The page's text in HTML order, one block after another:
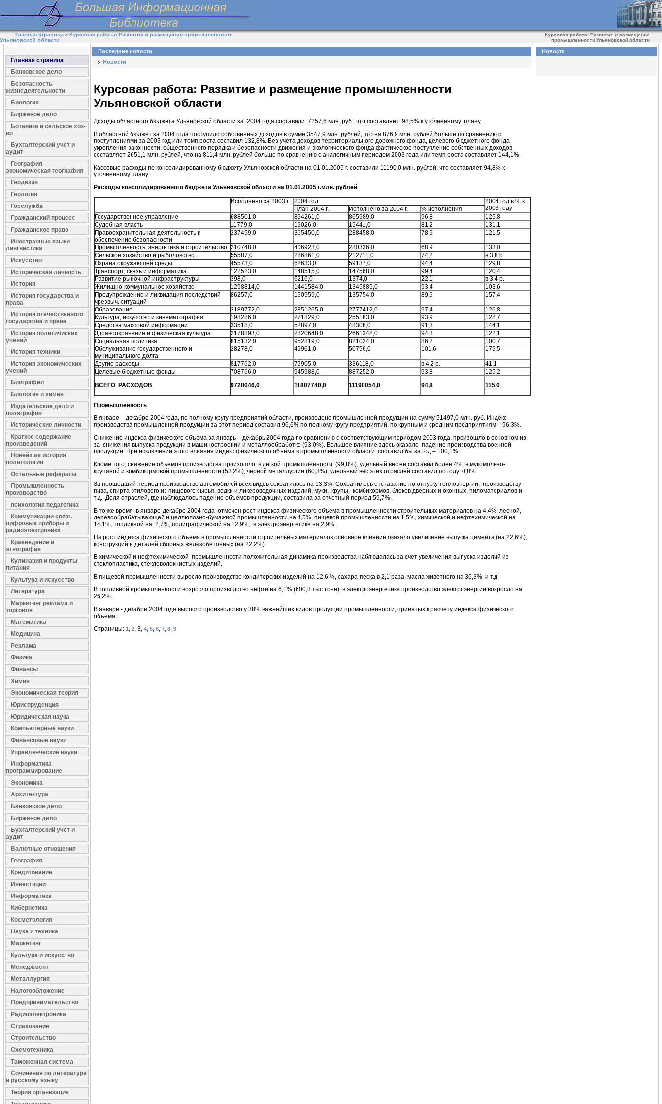
Главная страница>Курсовая работа: Развитие и размещение промышленности
Ульяновской области
Курсовая работа: Развитие и размещение
промышленности Ульяновской области
Главная страница
Банковское дело
Безопасность
жизнедеятельности
Биология
Биржевое дело
Ботаника и сельское хоз-
во
Бухгалтерский учет и
аудит
География
экономическая география
Геодезия
Геология
Госслужба
Гражданский процесс
Гражданское право
Иностранные языки
лингвистика
Искусство
Историческая личность
История
История государства и
права
История отечественного
государства и права
История политичиских
учений
История техники
История экономических
учений
Биографии
Биология и химия
Издательское дело и
полиграфия
Исторические личности
Краткое содержание
произведений
Новейшая история
политология
Остальные рефераты
Промышленность
производство
психология педагогика
Коммуникации связь
цифровые приборы и
радиоэлектроника
Краеведение и
этнография
Кулинария и продукты
питания
Культура и искусство
Литература
Маркетинг реклама и
торговля
Математика
Медицина
Реклама
Физика
Финансы
Химия
Экономическая теория
Юриспруденция
Юридическая наука
Компьютерные науки
Финансовые науки
Управленческие науки
Информатика
программирование
Экономика
Архитектура
Банковское дело
Биржевое дело
Бухгалтерский учет и
аудит
Валютные отношения
География
Кредитование
Инвестиции
Информатика
Кибернетика
Косметология
Наука и техника
Маркетинг
Культура и искусство
Менеджмент
Металлургия
Налогообложение
Предпринимательство
Радиоэлектроника
Страхование
Строительство
Схемотехника
Таможенная система
Сочинения по литературе
и русскому языку
Теория организация
Последние новости
Новости
Курсовая работа: Развитие и размещение промышленности
Ульяновской области
Доходы областного бюджета Ульяновской области за 2004 года составили 7257,6 млн. руб., что составляет 98,5% к уточненному плану.
В областной бюджет за 2004 года поступило собственных доходов в сумме 3547,9 млн. рублей, что на 876,9 млн. рублей больше по сравнению с
поступлениями за 2003 год или темп роста составил 132,8%. Без учета доходов территориального дорожного фонда, целевого бюджетного фонда
укрепления законности, общественного порядка и безопасности движения и экологического фонда фактическое поступление собственных доходов
составляет 2651,1 млн. рублей, что на 811,4 млн. рублей больше по сравнению с аналогичным периодом 2003 года или темп роста составляет 144,1%.
Кассовые расходы по консолидированному бюджету Ульяновской области на 01.01.2005 г. составили 11190,0 млн. рублей, что составляет 94,8% к
уточненному плану.
Расходы консолидированного бюджета Ульяновской области на 01.01.2005 г.млн. рублей
Исполнено за 2003 г.
2004 год
2004 год в % к
2003 году
План 2004 г. Исполнено за 2004 г.
% исполнения
Государственное управление
688501,0 894261,0 865989,0 96,8
125,8
Судебная власть
11779,0 19026,0 15441,0 81,2
131,1
Правоохранительная деятельность и
обеспечение безопасности
237459,0 365450,0 288458,0 78,9 121,5
Промышленность, энергетика и строительство 210748,0 406923,0 280336,0 68,9
133,0
Сельское хозяйство и рыболовство
55587,0 286861,0 212711,0 74,2
в 3,8 р.
Охрана окружающей среды
45573,0 62633,0 59137,0 94,4
129,8
Транспорт, связь и информатика
122523,0 148515,0 147568,0 99,4
120,4
Развитие рыночной инфраструктуры
398,0 6216,0 1374,0 22,1
в 3,4 р.
Жилищно-коммунальное хозяйство
1298814,0 1441584,0 1345885,0 93,4
103,6
Предупреждение и ликвидация последствий
чрезвыч. ситуаций
86257,0 150959,0 135754,0 89,9 157,4
Образование 2189772,0 2851265,0 2777412,0 97,4
126,8
Культура, искусство и кинематография
198286,0 271829,0 255183,0 93,9
128,7
Средства массовой информации
33518,0 52897,0 48308,0 91,3
144,1
Здравоохранение и физическая культура
2178893,0 2820648,0 2661348,0 94,3
122,1
Социальная политика
815132,0 952819,0 821024,0 86,2
100,7
Обслуживание государственного и
муниципального долга
28278,0 49961,0 50756,0 101,6 179,5
Другие расходы 817762,0 79905,0 336118,0 в 4,2 р.
41,1
Целевые бюджетные фонды
708766,0 945988,0 887252,0 93,8
125,2
ВСЕГО РАСХОДОВ
9728046,0 11807740,0 11190054,0 94,8 115,0
Промышленность
В январе – декабре 2004 года, по полному кругу предприятий области, произведено промышленной продукции на сумму 51497,0 млн. руб. Индекс
производства промышленной продукции за этот период составил 96,6% по полному кругу предприятий, по крупным и средним предприятиям – 96,3%.
Снижение индекса физического объема за январь – декабрь 2004 года по сравнению с соответствующим периодом 2003 года, произошло в основном из-
за снижения выпуска продукции в машиностроении и металлообработке (93,0%). Большое влияние здесь оказало падение производства военной
продукции. При исключении этого влияния индекс физического объема в промышленности области составил бы за год – 100,1%.
Кроме того, снижение объемов производства произошло в легкой промышленности (99,8%), удельный вес ее составил более 4%, в мукомольно-
крупяной и комбикормовой промышленности (53,2%), черной металлургии (60,3%), удельный вес этих отраслей составил по году 0,8%.
За прошедший период производство автомобилей всех видов сократилось на 13,3%. Сохранилось отставание по отпуску теплоэнергии, производству
пива, спирта этилового из пищевого сырья, водки и ликероводочных изделий, муки, крупы, комбикормов, блоков дверных и оконных, пиломатериалов и
т.д. Доля отраслей, где наблюдалось падение объемов продукции, составила за отчетный период 59,7%.
В то же время в январе-декабре 2004 года отмечен рост индекса физического объема в промышленности строительных материалов на 4,4%, лесной,
деревообрабатывающей и целлюлозно-бумажной промышленности на 4,5%, пищевой промышленности на 1,5%, химической и нефтехимической на
14,1%, топливной на 2,7%, полиграфической на 12,9%, в электроэнергетике на 2,9%.
На рост индекса физического объема в промышленности строительных материалов основное влияние оказало увеличение выпуска цемента (на 22,6%),
конструкций и деталей сборных железобетонных (на 22,2%).
В химической и нефтехимической промышленности положительная динамика производства наблюдалась за счет увеличения выпуска изделий из
стеклопластика, стекловолокнистых изделий.
В пищевой промышленности выросло производство кондитерских изделий на 12,6 %, сахара-песка в 2,1 раза, масла животного на 36,3% и т.д.
В топливной промышленности возросло производство нефти на 6,1% (600,3 тыс.тонн), в электроэнергетике производство электроэнергии возросло на
26,2%.
В январе - декабре 2004 года выросло производство у 38% важнейших видов продукции промышленности, принятых к расчету индекса физического
объема.
Страницы: 1, 2, 3, 4, 5, 6, 7, 8, 9
Новости